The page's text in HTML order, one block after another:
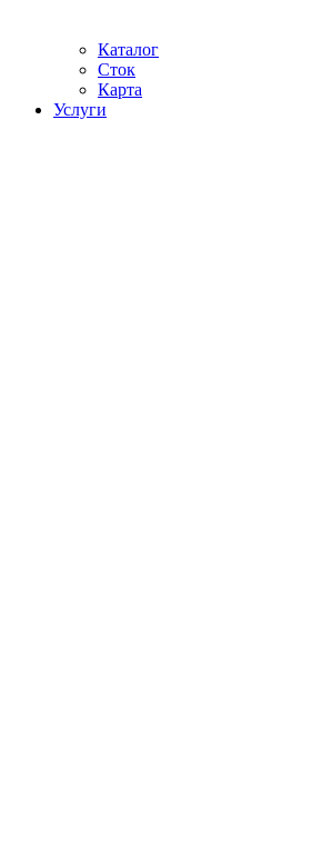
Каталог
Сток
Карта
Услуги